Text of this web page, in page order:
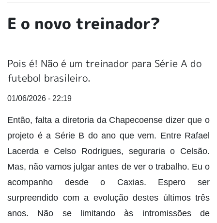
E o novo treinador?
Pois é! Não é um treinador para Série A do
futebol brasileiro.
01/06/2026 - 22:19
Então, falta a diretoria da Chapecoense dizer que o
projeto é a Série B do ano que vem. Entre Rafael
Lacerda e Celso Rodrigues, seguraria o Celsão.
Mas, não vamos julgar antes de ver o trabalho. Eu o
acompanho desde o Caxias. Espero ser
surpreendido com a evolução destes últimos três
anos. Não se limitando às intromissões de